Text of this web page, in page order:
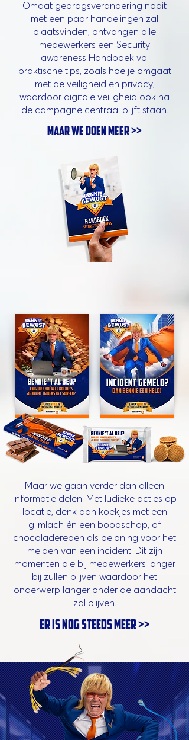
Omdat gedragsverandering nooit
met een paar handelingen zal
plaatsvinden, ontvangen alle
medewerkers een Security
awareness Handboek vol
praktische tips, zoals hoe je omgaat
met de veiligheid en privacy,
waardoor digitale veiligheid ook na
de campagne centraal blijft staan.
maar we doen meer >>
Maar we gaan verder dan alleen
informatie delen. Met ludieke acties op
locatie, denk aan koekjes met een
glimlach én een boodschap, of
chocoladerepen als beloning voor het
melden van een incident. Dit zijn
momenten die bij medewerkers langer
bij zullen blijven waardoor het
onderwerp langer onder de aandacht
zal blijven.
er is nog steeds meer >>